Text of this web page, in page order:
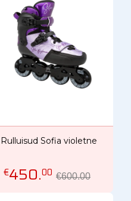
Rulluisud Sofia violetne
€450.00 €600.00